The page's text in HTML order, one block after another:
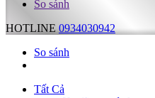
So sánh
HOTLINE 0934030942
So sánh
Tất Cả